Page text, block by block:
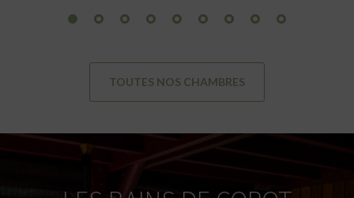
TOUTES NOS CHAMBRES